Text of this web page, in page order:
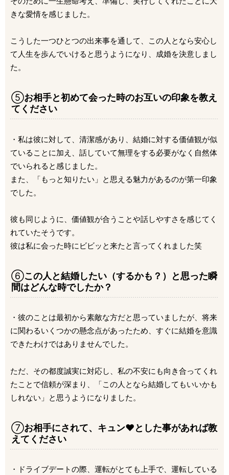
きな愛情を感じました。
こうした一つひとつの出来事を通して、この人となら安心し
て人生を歩んでいけると思うようになり、成婚を決意しまし
た。
⑤お相手と初めて会った時のお互いの印象を教え
てください
・私は彼に対して、清潔感があり、結婚に対する価値観が似
ていることに加え、話していて無理をする必要がなく自然体
でいられると感じました。
また、「もっと知りたい」と思える魅力があるのが第一印象
でした。
彼も同じように、価値観が合うことや話しやすさを感じてく
れていたそうです。
彼は私に会った時にビビッと来たと言ってくれました笑
⑥この人と結婚したい（するかも？）と思った瞬
間はどんな時でしたか？
・彼のことは最初から素敵な方だと思っていましたが、将来
に関わるいくつかの懸念点があったため、すぐに結婚を意識
できたわけではありませんでした。
ただ、その都度誠実に対応し、私の不安にも向き合ってくれ
たことで信頼が深まり、「この人となら結婚してもいいかも
しれない」と思うようになりました。
⑦お相手にされて、キュン❤とした事があれば教
えてください
・ドライブデートの際、運転がとても上手で、運転している